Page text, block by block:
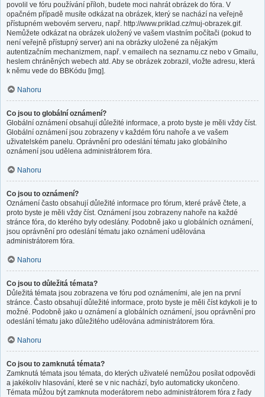
povolil ve fóru používání příloh, budete moci nahrát obrázek do fóra. V
opačném případě musíte odkázat na obrázek, který se nachází na veřejně
přístupném webovém serveru, např. http://www.priklad.cz/muj-obrazek.gif.
Nemůžete odkázat na obrázek uložený ve vašem vlastním počítači (pokud to
není veřejně přístupný server) ani na obrázky uložené za nějakým
autentizačním mechanizmem, např. v emailech na seznamu.cz nebo v Gmailu,
heslem chráněných webech atd. Aby se obrázek zobrazil, vložte adresu, která
k němu vede do BBKódu [img].
Nahoru
Co jsou to globální oznámení?
Globální oznámení obsahují důležité informace, a proto byste je měli vždy číst.
Globální oznámení jsou zobrazeny v každém fóru nahoře a ve vašem
uživatelském panelu. Oprávnění pro odeslání tématu jako globálního
oznámení jsou udělena administrátorem fóra.
Nahoru
Co jsou to oznámení?
Oznámení často obsahují důležité informace pro fórum, které právě čtete, a
proto byste je měli vždy číst. Oznámení jsou zobrazeny nahoře na každé
stránce fóra, do kterého byly odeslány. Podobně jako u globálních oznámení,
jsou oprávnění pro odeslání tématu jako oznámení udělována
administrátorem fóra.
Nahoru
Co jsou to důležitá témata?
Důležitá témata jsou zobrazena ve fóru pod oznámeními, ale jen na první
stránce. Často obsahují důležité informace, proto byste je měli číst kdykoli je to
možné. Podobně jako u oznámení a globálních oznámení, jsou oprávnění pro
odeslání tématu jako důležitého udělována administrátorem fóra.
Nahoru
Co jsou to zamknutá témata?
Zamknutá témata jsou témata, do kterých uživatelé nemůžou posílat odpovědi
a jakékoliv hlasování, které se v nic nachází, bylo automaticky ukončeno.
Témata můžou být zamknuta moderátorem nebo administrátorem fóra z řady